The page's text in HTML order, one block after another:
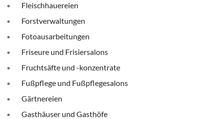
Fleischhauereien
Forstverwaltungen
Fotoausarbeitungen
Friseure und Frisiersalons
Fruchtsäfte und -konzentrate
Fußpflege und Fußpflegesalons
Gärtnereien
Gasthäuser und Gasthöfe